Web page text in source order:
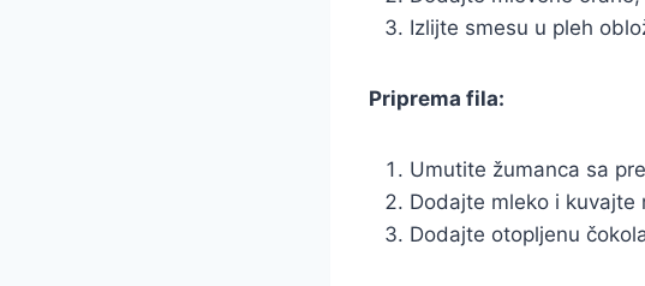
Izlijte smesu u pleh
Priprema fila:
Umutite žumanca sa
Dodajte mleko i kuvajte
Dodajte otopljenu